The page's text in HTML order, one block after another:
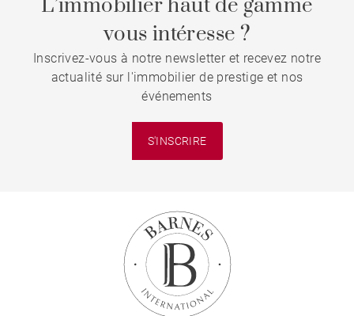
L’immobilier haut de gamme
vous intéresse ?
Inscrivez-vous à notre newsletter et recevez notre
actualité sur l'immobilier de prestige et nos
événements
S'INSCRIRE